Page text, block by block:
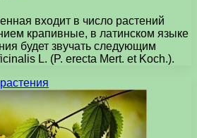
входит в число растений
крапивные, в латинском языке
будет звучать следующим
L. (P. erecta Mert. et Koch.).